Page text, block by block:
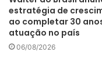
manufatura
estratégia de
ao completar 30
atuação no país
06/08/2026